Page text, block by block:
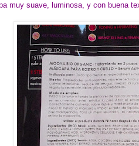
muy suave, luminosa, y con buena